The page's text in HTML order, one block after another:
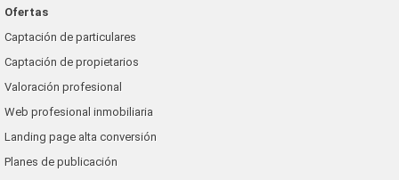
Ofertas
Captación de particulares
Captación de propietarios
Valoración profesional
Web profesional inmobiliaria
Landing page alta conversión
Planes de publicación